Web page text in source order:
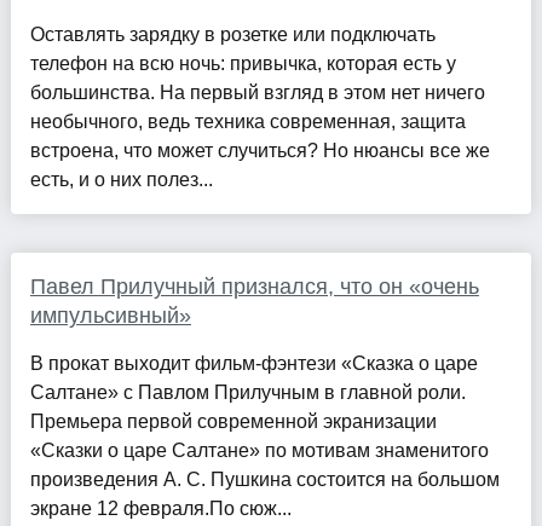
Оставлять зарядку в розетке или подключать
телефон на всю ночь: привычка, которая есть у
большинства. На первый взгляд в этом нет ничего
необычного, ведь техника современная, защита
встроена, что может случиться? Но нюансы все же
есть, и о них полез...
Павел Прилучный признался, что он «очень
импульсивный»
В прокат выходит фильм-фэнтези «Сказка о царе
Салтане» с Павлом Прилучным в главной роли.
Премьера первой современной экранизации
«Сказки о царе Салтане» по мотивам знаменитого
произведения А. С. Пушкина состоится на большом
экране 12 февраля.По сюж...